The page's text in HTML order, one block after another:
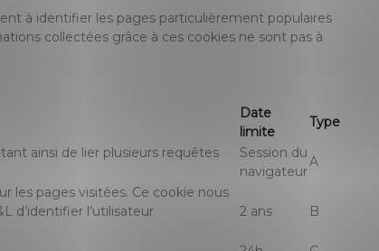
à identifier les pages particulièrement populaires
collectées grâce à ces cookies ne sont pas à
Date
limite
Type
ainsi de lier plusieurs requêtes
Session du
navigateur
A
les pages visitées. Ce cookie nous
d’identifier l’utilisateur
2 ans B